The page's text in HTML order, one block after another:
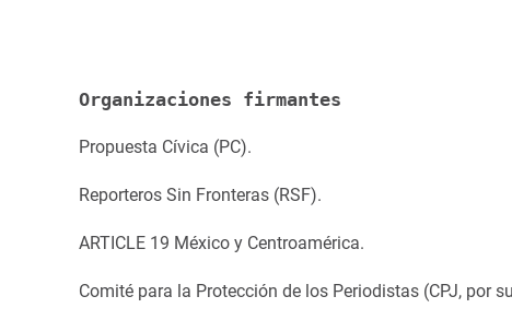
Organizaciones firmantes
Propuesta Cívica (PC).
Reporteros Sin Fronteras (RSF).
ARTICLE 19 México y Centroamérica.
Comité para la Protección de los Periodistas (CPJ, por